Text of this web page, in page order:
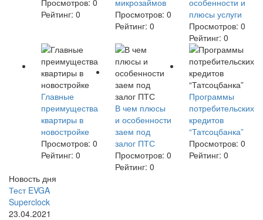
Просмотров: 0
Рейтинг: 0
микрозаймов
Просмотров: 0
Рейтинг: 0
особенности и
плюсы услуги
Просмотров: 0
Рейтинг: 0
Главные
преимущества
квартиры в
новостройке
Просмотров: 0
Рейтинг: 0
В чем плюсы
и особенности
заем под
залог ПТС
Просмотров: 0
Рейтинг: 0
Программы
потребительских
кредитов
“Татсоцбанка”
Просмотров: 0
Рейтинг: 0
Новость дня
Тест EVGA
Superclock
23.04.2021